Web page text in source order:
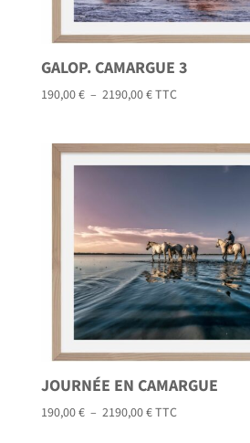
GALOP. CAMARGUE 3
190,00€ – 2190,00€Plage
190,00 €
TTC
JOURNÉE EN CAMARGUE
190,00€ – 2190,00€Plage
TTC